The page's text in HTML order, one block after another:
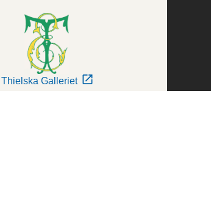
Thielska Galleriet